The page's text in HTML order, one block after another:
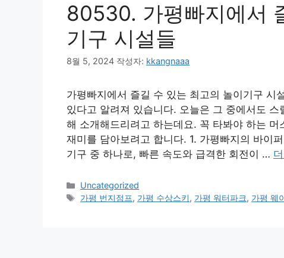
80530. 가평빠지에서
기구 시설들
8월 5, 2024 작성자: kkangnaaa
가평빠지에서 즐길 수 있는 최고의 놀이기구 시
있다고 알려져 있습니다. 오늘은 그 중에서도
해 소개해드리려고 하는데요. 꼭 타봐야 하는
재미를 담아보려고 합니다. 1. 가평빠지의 바이
기구 중 하나로, 빠른 속도와 급격한 회전이 …
카
테
Uncategorized
태
가평 번지점프, 가평 수상스키, 가평 워터파크, 가평 웨